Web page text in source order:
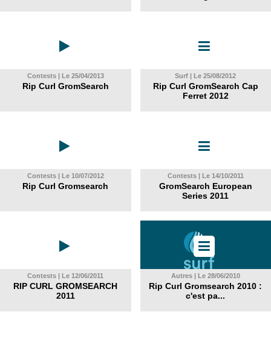
Contests | Le 25/04/2013
Rip Curl GromSearch
Surf | Le 25/08/2012
Rip Curl GromSearch Cap
Ferret 2012
Contests | Le 10/07/2012
Rip Curl Gromsearch
Contests | Le 14/10/2011
GromSearch European
Series 2011
Contests | Le 12/06/2011
RIP CURL GROMSEARCH
2011
Autres | Le 28/06/2010
Rip Curl Gromsearch 2010 :
c'est pa...